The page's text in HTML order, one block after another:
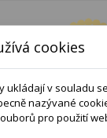
cookies
ukládají v souladu
nazývané
pro použití